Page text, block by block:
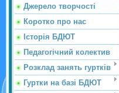
Джерело творчості
Коротко про нас
Історія БДЮТ
Педагогічний колектив
Розклад занять гуртків
Гуртки на базі БДЮТ